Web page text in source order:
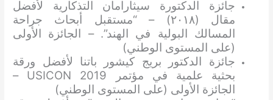
جائزة الدكتورة سيثارامان التذكارية لأفضل
مقال (٢٠١٨) – “مستقبل أبحاث جراحة
المسالك البولية في الهند”. – الجائزة الأولى
(على المستوى الوطني)
جائزة الدكتور بريج كيشور باتنا لأفضل ورقة
بحثية علمية في مؤتمر USICON 2019 –
الجائزة الأولى (على المستوى الوطني)